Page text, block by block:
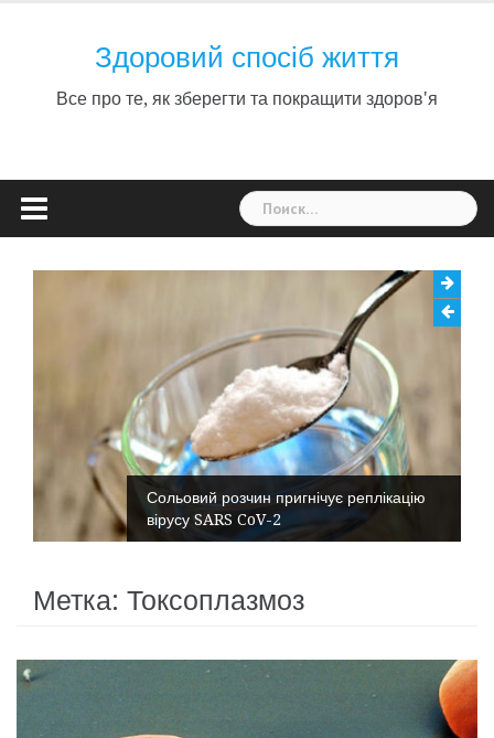
Здоровий спосіб життя
Все про те, як зберегти та покращити здоров'я
Найти:
Сольовий розчин пригнічує реплікацію
вірусу SARS CoV-2
Метка: Токсоплазмоз